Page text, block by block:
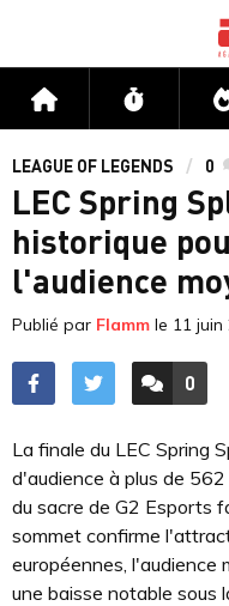
Accueil Flux
LEAGUE OF LEGENDS 0
LEC Spring
historique
l'audience
Publié par Flamm le 11 juin
0
La finale du LEC Spring
d'audience à plus de
du sacre de G2 Esports
sommet confirme
européennes, l'audience
une baisse notable sous